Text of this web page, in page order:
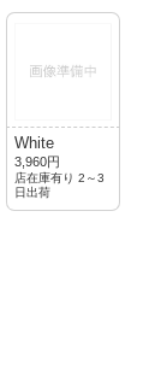
White
3,960円
店在庫有り 2～3
日出荷